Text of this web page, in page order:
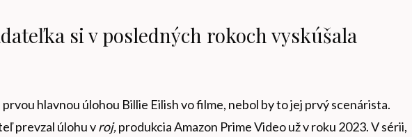
si v posledných rokoch vyskúšala
hlavnou úlohou Billie Eilish vo filme, nebol by to jej prvý scenárista.
prevzal úlohu vroj,produkcia Amazon Prime Video už v roku 2023. V sérii,